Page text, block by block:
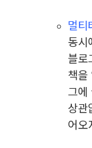
멀티
동시
블로
책을
그에
상관
어오